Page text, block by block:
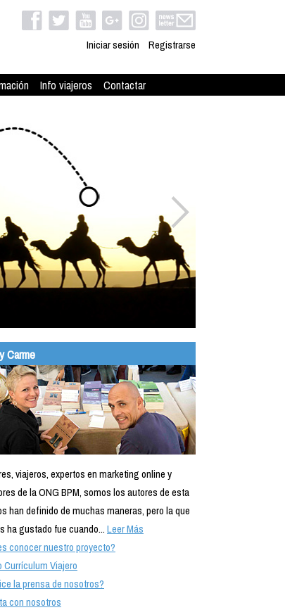
Iniciar sesión Registrarse
Info viajeros Contactar
Carme
viajeros, expertos en marketing online y
de la ONG BPM, somos los autores de esta
han definido de muchas maneras, pero la que
ha gustado fue cuando...Leer Más
conocer nuestro proyecto?
Currículum Viajero
la prensa de nosotros?
con nosotros